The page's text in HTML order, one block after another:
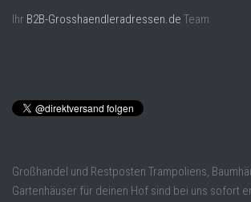
Ihr B2B-Grosshaendleradressen.de Team
Großhandel und Restposten Trampoliens,
Gartenhäuser für deinen Hof sind bei uns sofort